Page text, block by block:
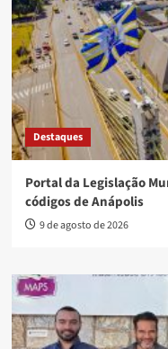
Destaques
Portal da Legislação
códigos de Anápolis
9 de agosto de 2026